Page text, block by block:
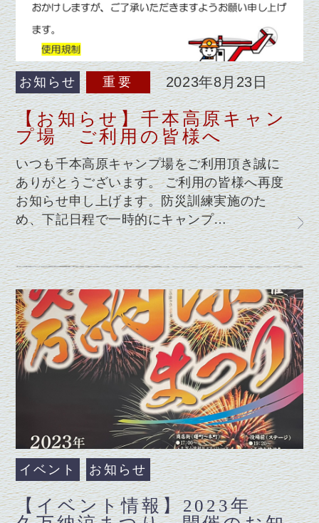
お知らせ 重要 2023年8月23日
【お知らせ】千本高原キャン
プ場 ご利用の皆様へ
いつも千本高原キャンプ場をご利用頂き誠に
ありがとうございます。 ご利用の皆様へ再度
お知らせ申し上げます。防災訓練実施のた
め、下記日程で一時的にキャンプ…
イベント お知らせ
【イベント情報】2023年